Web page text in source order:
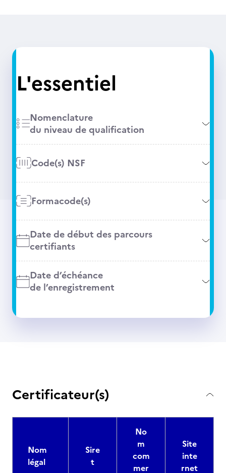
L'essentiel
Nomenclature
du niveau de qualification
Code(s) NSF
Formacode(s)
Date de début des parcours
certifiants
Date d’échéance
de l’enregistrement
Certificateur(s)
Nom
légal
Sire
t
No
m
com
mer
Site
inte
rnet